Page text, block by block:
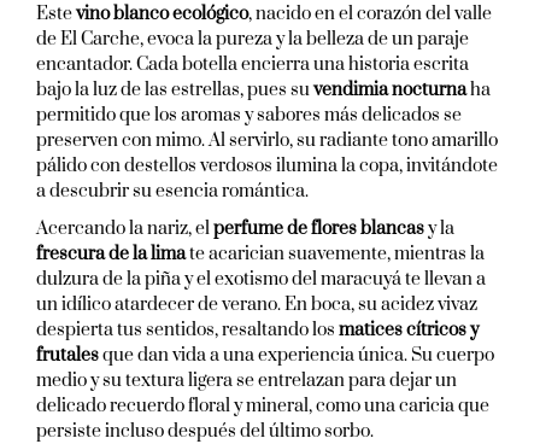
Estevino blanco ecológico, nacido en el corazón del valle
de El Carche, evoca la pureza y la belleza de un paraje
encantador. Cada botella encierra una historia escrita
bajo la luz de las estrellas, pues suvendimia nocturnaha
permitido que los aromas y sabores más delicados se
preserven con mimo. Al servirlo, su radiante tono amarillo
pálido con destellos verdosos ilumina la copa, invitándote
a descubrir su esencia romántica.
Acercando la nariz, elperfume de flores blancasy la
frescura de la limate acarician suavemente, mientras la
dulzura de la piña y el exotismo del maracuyá te llevan a
un idílico atardecer de verano. En boca, su acidez vivaz
despierta tus sentidos, resaltando los matices cítricos y
frutalesque dan vida a una experiencia única. Su cuerpo
medio y su textura ligera se entrelazan para dejar un
delicado recuerdo floral y mineral, como una caricia que
persiste incluso después del último sorbo.